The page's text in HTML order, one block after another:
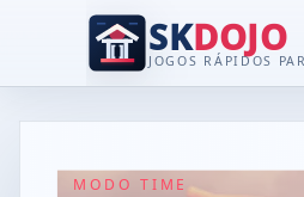
SKDOJO
JOGOS RÁPIDOS
MODO TIME